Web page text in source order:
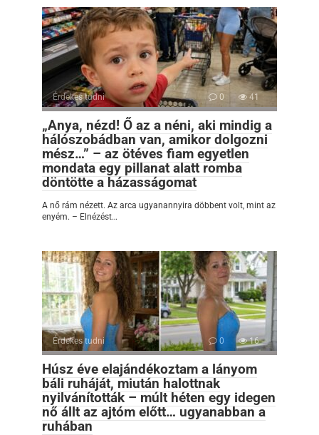
Érdekes tudni 0 41
„Anya, nézd! Ő az a néni, aki mindig a
hálószobádban van, amikor dolgozni
mész…” – az ötéves fiam egyetlen
mondata egy pillanat alatt romba
döntötte a házasságomat
A nő rám nézett. Az arca ugyanannyira döbbent volt, mint az
enyém. – Elnézést…
Érdekes tudni 0 16
Húsz éve elajándékoztam a lányom
báli ruháját, miután halottnak
nyilvánították – múlt héten egy idegen
nő állt az ajtóm előtt… ugyanabban a
ruhában